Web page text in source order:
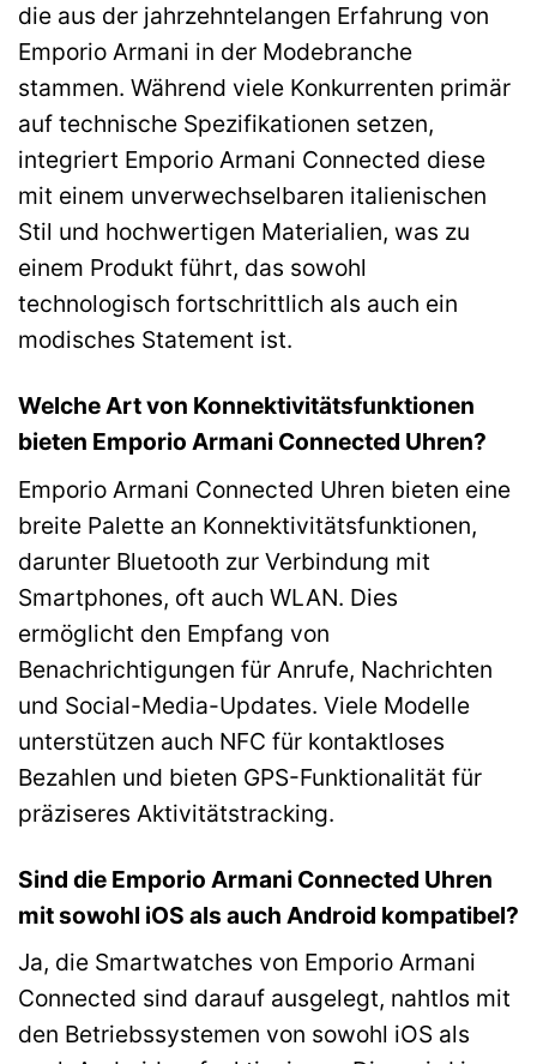
die aus der jahrzehntelangen Erfahrung von
Emporio Armani in der Modebranche
stammen. Während viele Konkurrenten primär
auf technische Spezifikationen setzen,
integriert Emporio Armani Connected diese
mit einem unverwechselbaren italienischen
Stil und hochwertigen Materialien, was zu
einem Produkt führt, das sowohl
technologisch fortschrittlich als auch ein
modisches Statement ist.
Welche Art von Konnektivitätsfunktionen
bieten Emporio Armani Connected Uhren?
Emporio Armani Connected Uhren bieten eine
breite Palette an Konnektivitätsfunktionen,
darunter Bluetooth zur Verbindung mit
Smartphones, oft auch WLAN. Dies
ermöglicht den Empfang von
Benachrichtigungen für Anrufe, Nachrichten
und Social-Media-Updates. Viele Modelle
unterstützen auch NFC für kontaktloses
Bezahlen und bieten GPS-Funktionalität für
präziseres Aktivitätstracking.
Sind die Emporio Armani Connected Uhren
mit sowohl iOS als auch Android kompatibel?
Ja, die Smartwatches von Emporio Armani
Connected sind darauf ausgelegt, nahtlos mit
den Betriebssystemen von sowohl iOS als